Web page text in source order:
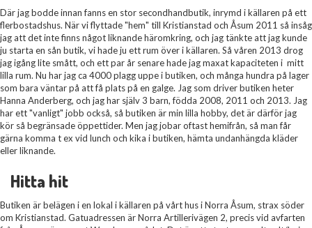
Där jag bodde innan fanns en stor secondhandbutik, inrymd i källaren på ett
flerbostadshus. När vi flyttade "hem" till Kristianstad och Åsum 2011 så insåg
jag att det inte finns något liknande häromkring, och jag tänkte att jag kunde
ju starta en sån butik, vi hade ju ett rum över i källaren. Så våren 2013 drog
jag igång lite smått, och ett par år senare hade jag maxat kapaciteten i mitt
lilla rum. Nu har jag ca 4000 plagg uppe i butiken, och många hundra på lager
som bara väntar på att få plats på en galge. Jag som driver butiken heter
Hanna Anderberg, och jag har själv 3 barn, födda 2008, 2011 och 2013. Jag
har ett "vanligt" jobb också, så butiken är min lilla hobby, det är därför jag
kör så begränsade öppettider. Men jag jobar oftast hemifrån, så man får
gärna komma t ex vid lunch och kika i butiken, hämta undanhängda kläder
eller liknande.
Hitta hit
Butiken är belägen i en lokal i källaren på vårt hus i Norra Åsum, strax söder
om Kristianstad. Gatuadressen är Norra Artillerivägen 2, precis vid avfarten